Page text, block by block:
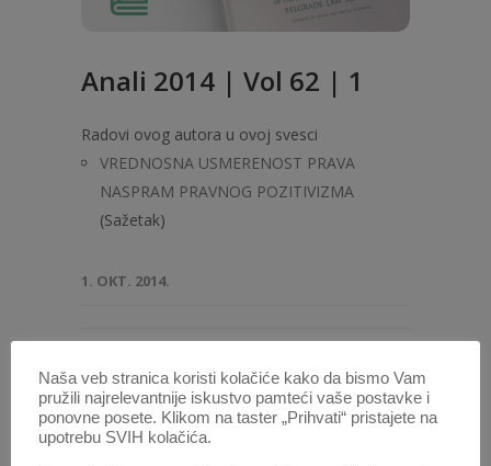
Anali 2014 | Vol 62 | 1
Radovi ovog autora u ovoj svesci
VREDNOSNA USMERENOST PRAVA
NASPRAM PRAVNOG POZITIVIZMA
(Sažetak)
1. OKT. 2014.
POTRAŽITE AUTORA /
Unesite
Naša veb stranica koristi kolačiće kako da bismo Vam
pružili najrelevantnije iskustvo pamteći vaše postavke i
ponovne posete. Klikom na taster „Prihvati“ pristajete na
upotrebu SVIH kolačića.